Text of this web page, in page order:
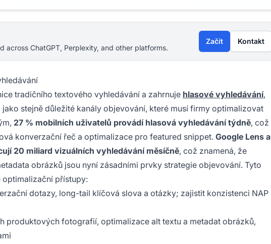
across ChatGPT, Perplexity, and other platforms.
Začít Kontakt
tradičního textového vyhledávání a zahrnuje hlasové vyhledávání,
jako stejně důležité kanály objevování, které musí firmy optimalizovat
27 % mobilních uživatelů provádí hlasová vyhledávání týdně, což
konverzační řeč a optimalizace pro featured snippet.Google Lens a
20 miliard vizuálních vyhledávání měsíčně, což znamená, že
obrázků jsou nyní zásadními prvky strategie objevování. Tyto
optimalizační přístupy:
dotazy, long-tail klíčová slova a otázky; zajistit konzistenci NAP
produktových fotografií, optimalizace alt textu a metadat obrázků,